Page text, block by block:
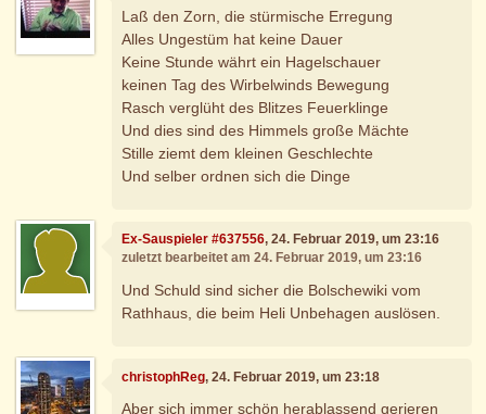
Laß den Zorn, die stürmische Erregung
Alles Ungestüm hat keine Dauer
Keine Stunde währt ein Hagelschauer
keinen Tag des Wirbelwinds Bewegung
Rasch verglüht des Blitzes Feuerklinge
Und dies sind des Himmels große Mächte
Stille ziemt dem kleinen Geschlechte
Und selber ordnen sich die Dinge
Ex-Sauspieler #637556, 24. Februar 2019, um 23:16
zuletzt bearbeitet am 24. Februar 2019, um 23:16
Und Schuld sind sicher die Bolschewiki vom
Rathhaus, die beim Heli Unbehagen auslösen.
christophReg, 24. Februar 2019, um 23:18
Aber sich immer schön herablassend gerieren